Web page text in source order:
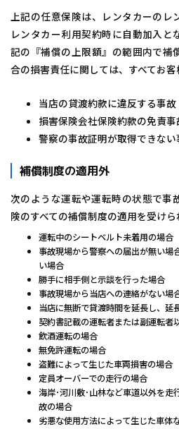
上記の任意保険は、レンタカーのレ
レンタカー利用契約時に自動加入と
記の『補償の上限額』の範囲内で補
合の損害責任に関しては、すべてお客
当店の貸渡約款に違反する事故
損害保険会社保険約款の免責
警察の事故証明が取得できない
補償制度の適用外
次のような運転や運転時の状態で事
険のすべての補償制度の適用を受けら
運転中のシートベルト未着用の場合
事故現場から警察への届出が無い場
い場合
勝手に相手側と示談を行った場合
事故現場から当店への連絡がない場
当店に無断で貸渡時間を延長し、延
契約書記載の運転者または副運転者
飲酒運転の場合
無免許運転の場合
盗難によって生じた車両損害の場合
定員オーバーでの走行の場合
海岸･河川敷･山林など車道以外を走
故の場合
劣悪な使用方法によって生じた車体